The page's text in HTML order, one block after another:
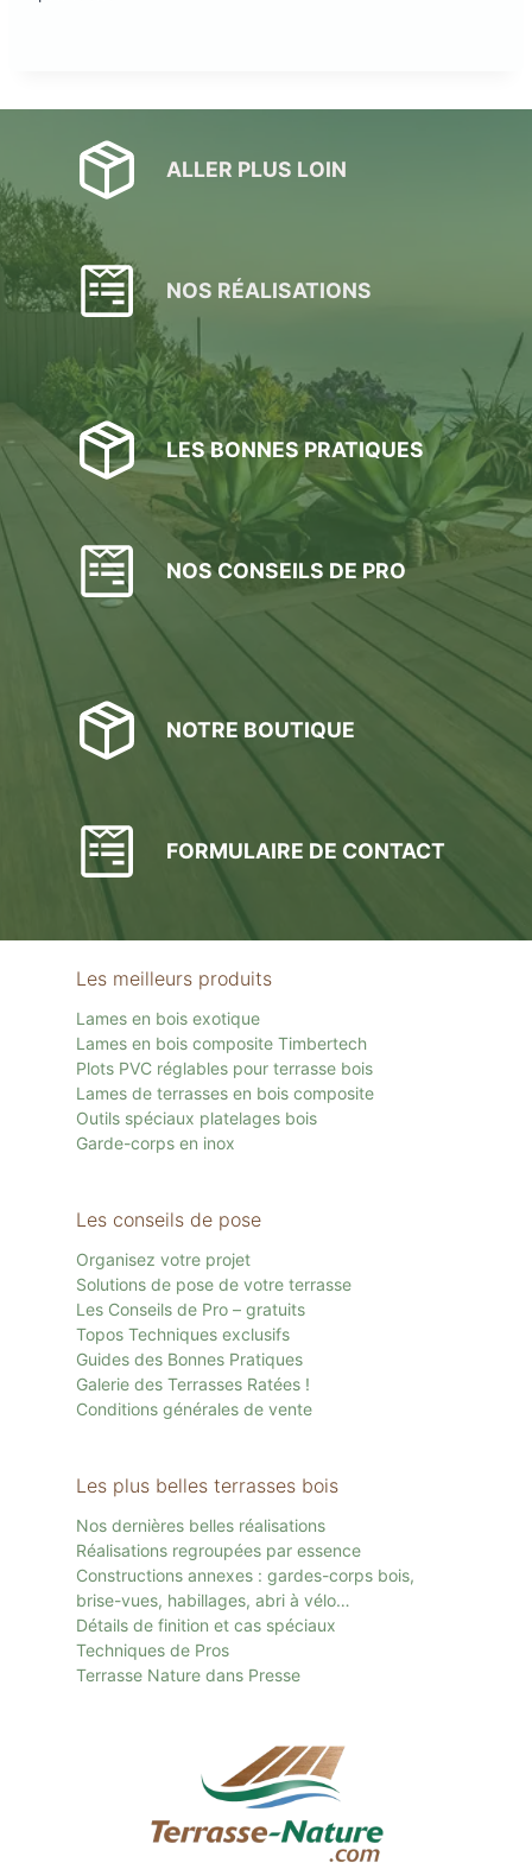
ALLER PLUS LOIN
NOS RÉALISATIONS
LES BONNES PRATIQUES
NOS CONSEILS DE PRO
NOTRE BOUTIQUE
FORMULAIRE DE CONTACT
Les meilleurs produits
Lames en bois exotique
Lames en bois composite Timbertech
Plots PVC réglables pour terrasse bois
Lames de terrasses en bois composite
Outils spéciaux platelages bois
Garde-corps en inox
Les conseils de pose
Organisez votre projet
Solutions de pose de votre terrasse
Les Conseils de Pro – gratuits
Topos Techniques exclusifs
Guides des Bonnes Pratiques
Galerie des Terrasses Ratées !
Conditions générales de vente
Les plus belles terrasses bois
Nos dernières belles réalisations
Réalisations regroupées par essence
Constructions annexes : gardes-corps bois,
brise-vues, habillages, abri à vélo…
Détails de finition et cas spéciaux
Techniques de Pros
Terrasse Nature dans Presse